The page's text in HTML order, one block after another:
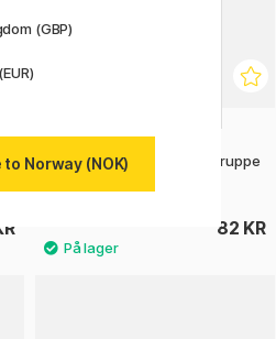
BLOCKX
Aquarell halvkopper (Prisgruppe
82 KR
(GBP)
Norway (NOK)